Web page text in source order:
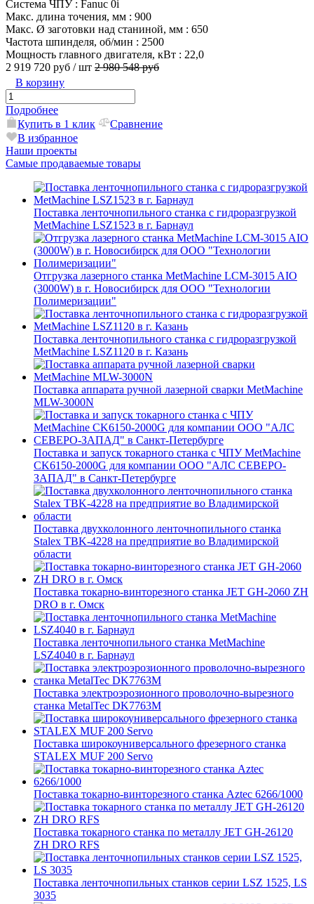
Система ЧПУ: Fanuc 0i
Макс. длина точения, мм : 900
Макс. Ø заготовки над станиной, мм : 650
Частота шпинделя, об/мин : 2500
Мощность главного двигателя, кВт : 22,0
2 919 720 руб / шт 2 980 548 руб
В корзину
Подробнее
Купить в 1 клик
Сравнение
В избранное
Наши проекты
Самые продаваемые товары
Поставка ленточнопильного станка c гидроразгрузкой
MetMachine LSZ1523 в г. Барнаул
Отгрузка лазерного станка MetMachine LCM-3015 AIO
(3000W) в г. Новосибирск для ООО "Технологии
Полимеризации"
Поставка ленточнопильного станка c гидроразгрузкой
MetMachine LSZ1120 в г. Казань
Поставка аппарата ручной лазерной сварки MetMachine
MLW-3000N
Поставка и запуск токарного станка с ЧПУ MetMachine
CK6150-2000G для компании ООО "АЛС СЕВЕРО-
ЗАПАД" в Санкт-Петербурге
Поставка двухколонного ленточнопильного станка
Stalex TBK-4228 на предприятие во Владимирской
области
Поставка токарно-винторезного станка JET GH-2060 ZH
DRO в г. Омск
Поставка ленточнопильного станка MetMachine
LSZ4040 в г. Барнаул
Поставка электроэрозионного проволочно-вырезного
станка MetalTec DK7763M
Поставка широкоуниверсального фрезерного станка
STALEX MUF 200 Servo
Поставка токарно-винторезного станка Aztec 6266/1000
Поставка токарного станка по металлу JET GH-26120
ZH DRO RFS
Поставка ленточнопильных станков серии LSZ 1525, LS
3035